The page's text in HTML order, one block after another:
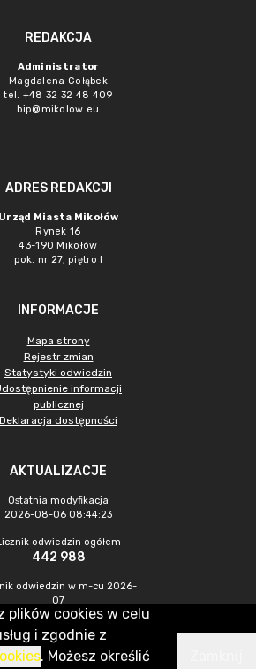
REDAKCJA
Administrator
Magdalena Gołąbek
tel. +48 32 32 48 409
bip@mikolow.eu
ADRES REDAKCJI
Urząd Miasta Mikołów
Rynek 16
43-190 Mikołów
pok. nr 27, piętro I
INFORMACJE
Mapa strony
Rejestr zmian
Statystyki odwiedzin
informacji
publicznej
Deklaracja dostępności
AKTUALIZACJE
Ostatnia modyfikacja
2026-08-06 08:44:23
odwiedzin ogółem
442 988
odwiedzin w m-cu 2026-
07
1 203
plików cookies w celu
i zgodnie z
. Możesz określić